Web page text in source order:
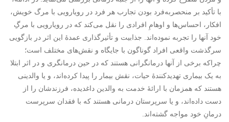
با تأکید بر منحصربه‏‌فرد بودن تجارب هر فرد در رویارویی با مرگ خویش،
افکار، احساس‌‏ها و اوهامِ افرادی را نقل می‌کند که در رویارویی با مرگِ
خود آنها را تجربه نموده‌اند. جذابیت و تأثیرگذاری عمدۀ این اثر در بازگویی
سرگذشت واقعی افراد گوناگون با جایگاه‌ و نقش‌های مختلف است؛
چراکه برخی از آنها درمانگرانی هستند که در حین درمانگری و در اثر ابتلا
به یک بیماری تهدید‌کنندۀ حیات، نقش بیمار را پیدا کرده‏‌اند، و یا والدینی
هستند که همزمان با ارائۀ خدمت به والدین داغدیده، فرزندشان را از
دست داده‌‏اند، و یا سرپرستان درمانی هستند که با فقدان سرپرست
درمانِ خود مواجه گشته‏‌اند.